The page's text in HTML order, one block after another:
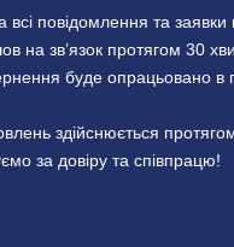
всі повідомлення та
на зв’язок протягом 30
буде опрацьовано в
здійснюється
за довіру та співпрацю!